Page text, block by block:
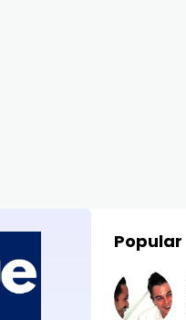
Popular